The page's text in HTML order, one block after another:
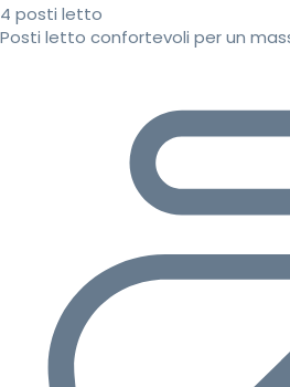
4 posti letto
Posti letto confortevoli per un